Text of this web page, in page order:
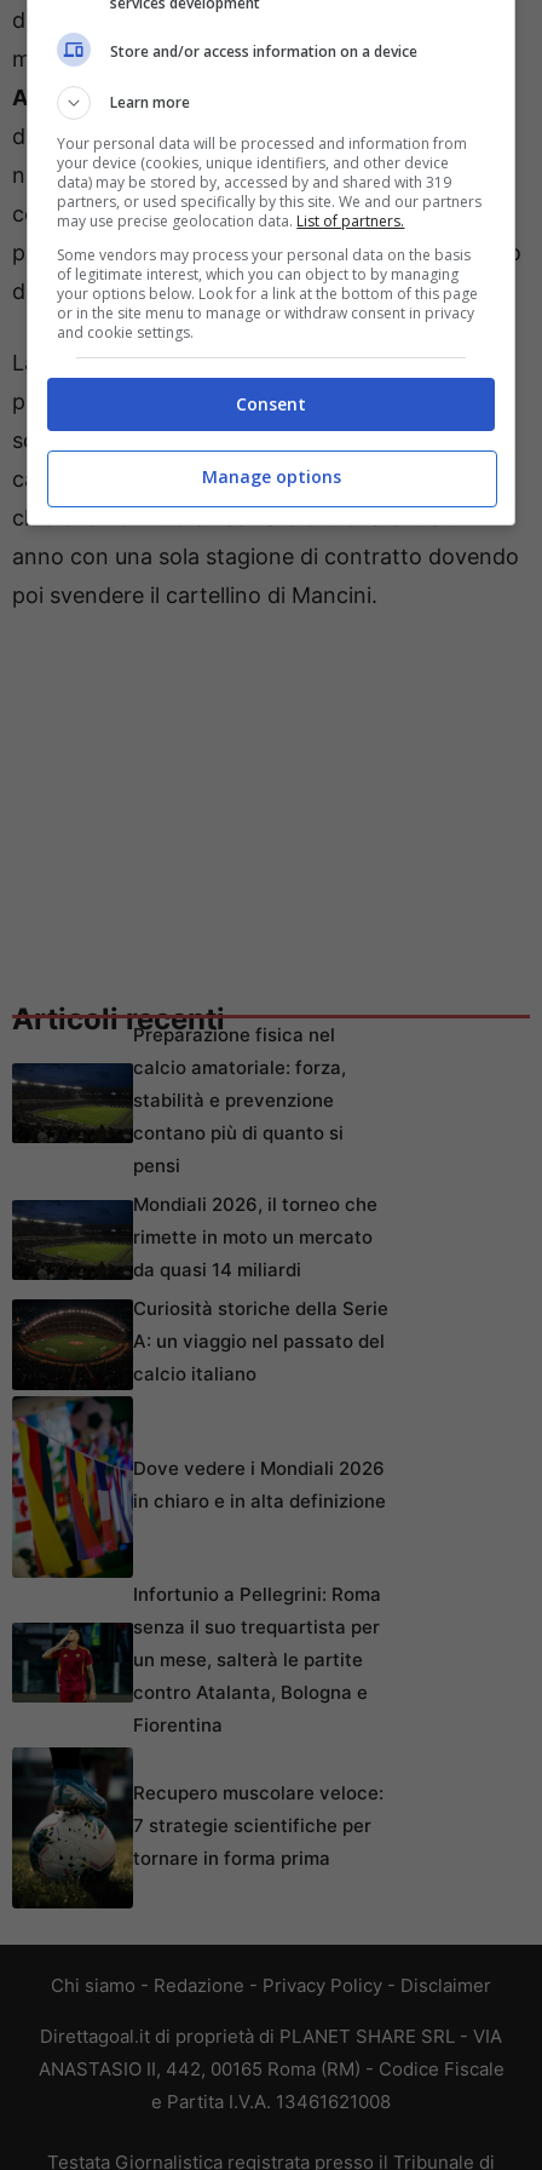
difesa in vista della prossima stagione. Al
momento resta in dubbio il futuro diFrancesco
Acerbicon i nerazzurri alla ricerca di un nuovo
difensore centrale che possa sostituire l’ex Lazio
nella rosa a disposizione diSimone Inzaghi
centrale della Roma piace molto al tecnico
piacentino che avrebbe già dato il suo ok all’arrivo
del classe 1996 a Milano.
La Roma, dal canto suo, non vorrebbe perdere il
proprio difensore centrale, ormai bandiera della
squadra giallorossa. Resta però da convincere il
calciatore a firmare ilrinnovo di contratto
club che non vuole rischiare di trovarsi tra un
anno con una sola stagione di contratto dovendo
poi svendere il cartellino di Mancini.
Articoli recentiPreparazione fisica nel
calcio amatoriale: forza,
stabilità e prevenzione
contano più di quanto si
pensi
Mondiali 2026, il torneo che
rimette in moto un mercato
da quasi 14 miliardi
Curiosità storiche della Serie
A: un viaggio nel passato del
calcio italiano
Dove vedere i Mondiali 2026
in chiaro e in alta definizione
Infortunio a Pellegrini: Roma
senza il suo trequartista per
un mese, salterà le partite
contro Atalanta, Bologna e
Fiorentina
Recupero muscolare veloce:
7 strategie scientifiche per
tornare in forma prima
Chi siamo - Redazione - Privacy Policy - Disclaimer
Direttagoal.it di proprietà di PLANET SHARE SRL - VIA
ANASTASIO II, 442, 00165 Roma (RM) - Codice Fiscale
e Partita I.V.A. 13461621008
Testata Giornalistica registrata presso il Tribunale di
Store and/or access information on a device
Learn more
Your personal data will be processed and information from
your device (cookies, unique identifiers, and other device
data) may be stored by, accessed by and shared with 319
partners, or used specifically by this site. We and our partners
may use precise geolocation data. List of partners.
Some vendors may process your personal data on the basis
of legitimate interest, which you can object to by managing
your options below. Look for a link at the bottom of this page
or in the site menu to manage or withdraw consent in privacy
and cookie settings.
Consent
Manage options